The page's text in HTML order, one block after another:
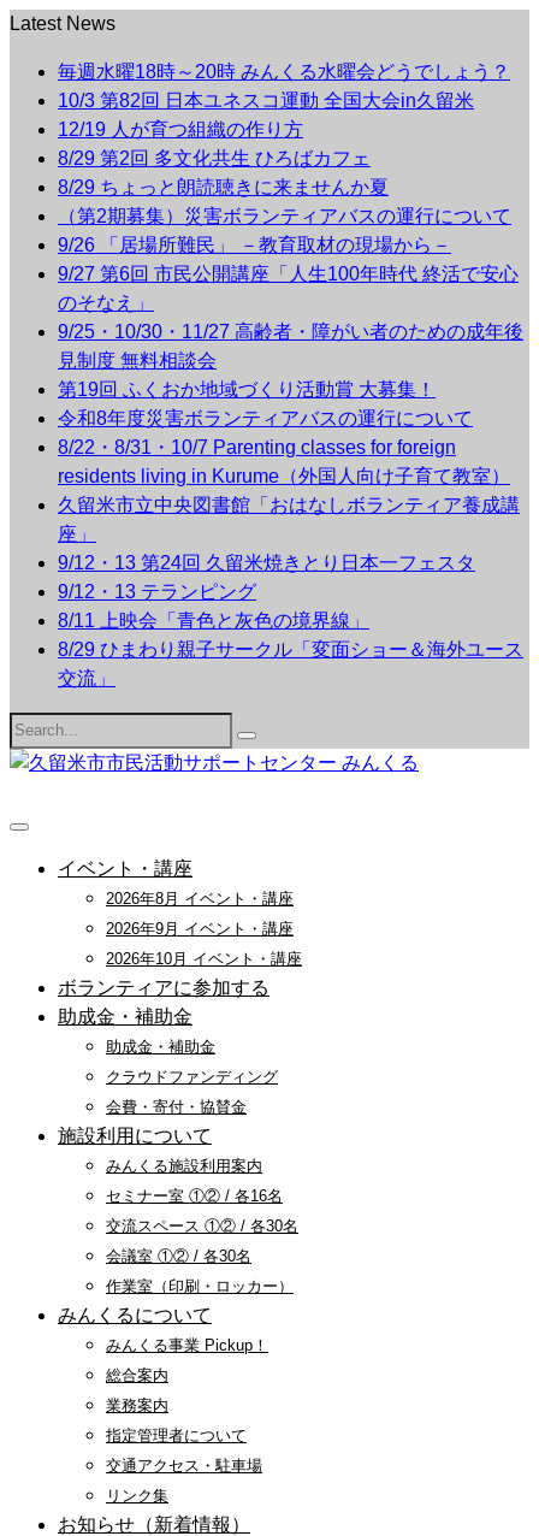
Latest News
毎週水曜18時～20時 みんくる水曜会どうでしょう？
10/3 第82回 日本ユネスコ運動 全国大会in久留米
12/19 人が育つ組織の作り方
8/29 第2回 多文化共生 ひろばカフェ
8/29 ちょっと朗読聴きに来ませんか夏
（第2期募集）災害ボランティアバスの運行について
9/26 「居場所難民」 －教育取材の現場から－
9/27 第6回 市民公開講座「人生100年時代 終活で安心
のそなえ」
9/25・10/30・11/27 高齢者・障がい者のための成年後
見制度 無料相談会
第19回 ふくおか地域づくり活動賞 大募集！
令和8年度災害ボランティアバスの運行について
8/22・8/31・10/7 Parenting classes for foreign
residents living in Kurume（外国人向け子育て教室）
久留米市立中央図書館「おはなしボランティア養成講
座」
9/12・13 第24回 久留米焼きとり日本一フェスタ
9/12・13 テランピング
8/11 上映会「青色と灰色の境界線」
8/29 ひまわり親子サークル「変面ショー＆海外ユース
交流」
Search
for:
イベント・講座
2026年8月 イベント・講座
2026年9月 イベント・講座
2026年10月 イベント・講座
ボランティアに参加する
助成金・補助金
助成金・補助金
クラウドファンディング
会費・寄付・協賛金
施設利用について
みんくる施設利用案内
セミナー室 ①② / 各16名
交流スペース ①② / 各30名
会議室 ①② / 各30名
作業室（印刷・ロッカー）
みんくるについて
みんくる事業 Pickup！
総合案内
業務案内
指定管理者について
交通アクセス・駐車場
リンク集
お知らせ（新着情報）